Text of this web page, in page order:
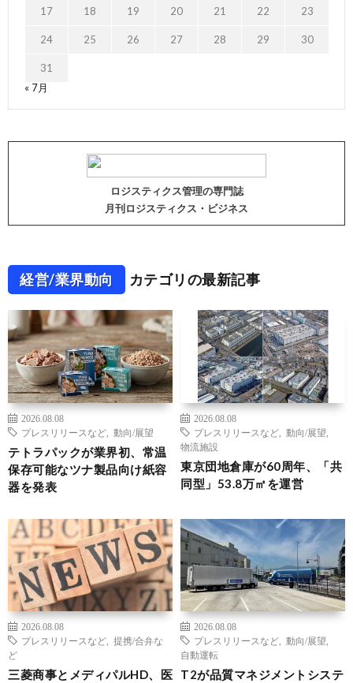
17 18 19 20 21 22 23
24 25 26 27 28 29 30
31
« 7月
ロジスティクス管理の専門誌
月刊ロジスティクス・ビジネス
経営/業界動向 カテゴリの最新記事
2026.08.08
プレスリリースなど
動向/展望
テトラパックが業界初、常温
保存可能なツナ製品向け紙容
器を発表
2026.08.08
プレスリリースなど
動向/展望
物流施設
東京団地倉庫が60周年、「共
同型」53.8万㎡を運営
2026.08.08
プレスリリースなど
提携/合弁な
ど
三菱商事とメディパルHD、医
2026.08.08
プレスリリースなど
動向/展望
自動運転
T2が品質マネジメントシステ